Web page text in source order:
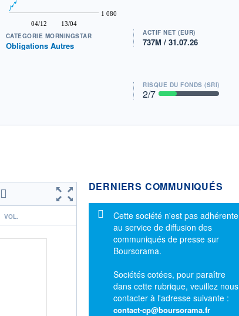
04/12 13/04
1 080
CATÉGORIE MORNINGSTAR
Obligations Autres
ACTIF NET (EUR)
737M / 31.07.26
RISQUE DU FONDS (SRI)
2/7
VOL.
DERNIERS COMMUNIQUÉS
Message d'information
Cette société n'est pas adhérente
au service de diffusion des
communiqués de presse sur
Boursorama.
Sociétés cotées, pour paraître
dans cette rubrique, veuillez nous
contacter à l'adresse suivante :
contact-cp@boursorama.fr